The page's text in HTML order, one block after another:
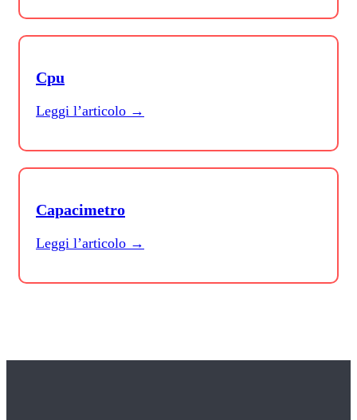
Cpu
Leggi l’articolo →
Capacimetro
Leggi l’articolo →